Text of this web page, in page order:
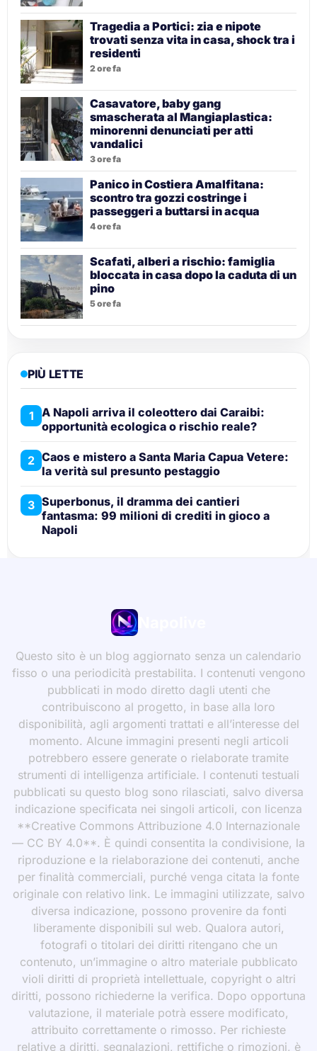
Tragedia a Portici: zia e nipote
trovati senza vita in casa, shock tra i
residenti
2 ore fa
Casavatore, baby gang
smascherata al Mangiaplastica:
minorenni denunciati per atti
vandalici
3 ore fa
Panico in Costiera Amalfitana:
scontro tra gozzi costringe i
passeggeri a buttarsi in acqua
4 ore fa
Scafati, alberi a rischio: famiglia
bloccata in casa dopo la caduta di un
pino
5 ore fa
PIÙ LETTE
1 A Napoli arriva il coleottero dai Caraibi:
opportunità ecologica o rischio reale?
2 Caos e mistero a Santa Maria Capua Vetere:
la verità sul presunto pestaggio
3 Superbonus, il dramma dei cantieri
fantasma: 99 milioni di crediti in gioco a
Napoli
Questo sito è un blog aggiornato senza un calendario
fisso o una periodicità prestabilita. I contenuti vengono
pubblicati in modo diretto dagli utenti che
contribuiscono al progetto, in base alla loro
disponibilità, agli argomenti trattati e all’interesse del
momento. Alcune immagini presenti negli articoli
potrebbero essere generate o rielaborate tramite
strumenti di intelligenza artificiale. I contenuti testuali
pubblicati su questo blog sono rilasciati, salvo diversa
indicazione specificata nei singoli articoli, con licenza
**Creative Commons Attribuzione 4.0 Internazionale
— CC BY 4.0**. È quindi consentita la condivisione, la
riproduzione e la rielaborazione dei contenuti, anche
per finalità commerciali, purché venga citata la fonte
originale con relativo link. Le immagini utilizzate, salvo
diversa indicazione, possono provenire da fonti
liberamente disponibili sul web. Qualora autori,
fotografi o titolari dei diritti ritengano che un
contenuto, un’immagine o altro materiale pubblicato
violi diritti di proprietà intellettuale, copyright o altri
diritti, possono richiederne la verifica. Dopo opportuna
valutazione, il materiale potrà essere modificato,
attribuito correttamente o rimosso. Per richieste
relative a diritti, segnalazioni, rettifiche o rimozioni, è